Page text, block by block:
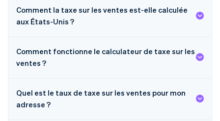
Comment la taxe sur les ventes est-elle calculée
aux États-Unis ?
Comment fonctionne le calculateur de taxe sur les
ventes ?
Quel est le taux de taxe sur les ventes pour mon
adresse ?
English
États-Unis
English Svenska
France
Français
Grèce
English